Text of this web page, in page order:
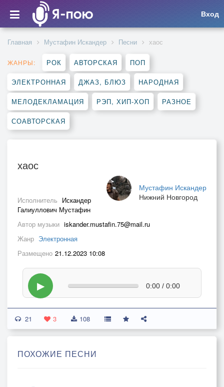
Вход
Главная Мустафин Искандер Песни хаос
ЖАНРЫ: РОК АВТОРСКАЯ ПОП
ЭЛЕКТРОННАЯ ДЖАЗ, БЛЮЗ НАРОДНАЯ
МЕЛОДЕКЛАМАЦИЯ РЭП, ХИП-ХОП РАЗНОЕ
СОАВТОРСКАЯ
хаос
Мустафин Искандер
Нижний Новгород
Исполнитель Искандер
Галиуллович Мустафин
Автор музыки iskander.mustafin.75@mail.ru
Жанр Электронная
Размещено 21.12.2023 10:08
▶ 0:00 / 0:00
21 3 108
ПОХОЖИЕ ПЕСНИ